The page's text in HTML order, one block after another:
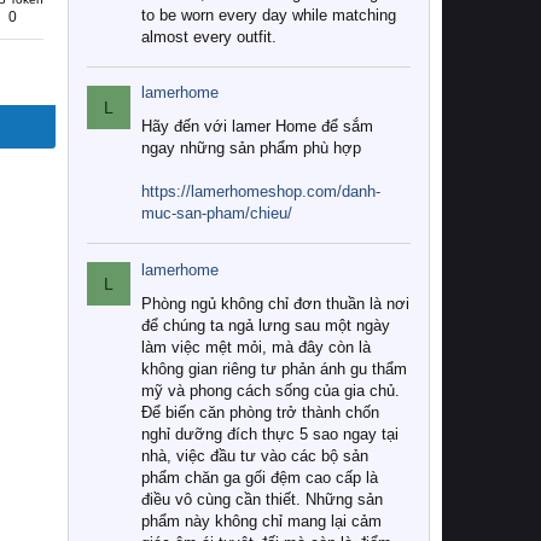
0
to be worn every day while matching
almost every outfit.
L
lamerhome
Hãy đến với lamer Home để sắm
ngay những sản phẩm phù hợp
https://lamerhomeshop.com/danh-
muc-san-pham/chieu/
L
lamerhome
Phòng ngủ không chỉ đơn thuần là nơi
để chúng ta ngả lưng sau một ngày
làm việc mệt mỏi, mà đây còn là
không gian riêng tư phản ánh gu thẩm
mỹ và phong cách sống của gia chủ.
Để biến căn phòng trở thành chốn
nghỉ dưỡng đích thực 5 sao ngay tại
nhà, việc đầu tư vào các bộ sản
phẩm chăn ga gối đệm cao cấp là
điều vô cùng cần thiết. Những sản
phẩm này không chỉ mang lại cảm